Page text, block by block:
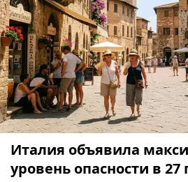
Италия объявила
уровень опасности в 27